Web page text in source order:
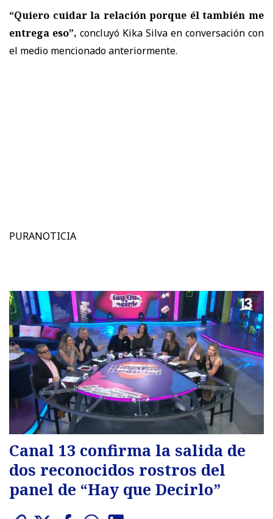
“Quiero cuidar la relación porque él también me
entrega eso”, concluyó Kika Silva en conversación con
el medio mencionado anteriormente.
PURANOTICIA
Canal 13 confirma la salida de
dos reconocidos rostros del
panel de “Hay que Decirlo”